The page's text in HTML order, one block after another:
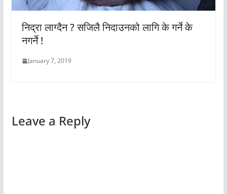
निद्रा लाग्दैन ? सजिलै निदाउनको लागि के गर्ने के
नगर्ने !
January 7, 2019
Leave a Reply